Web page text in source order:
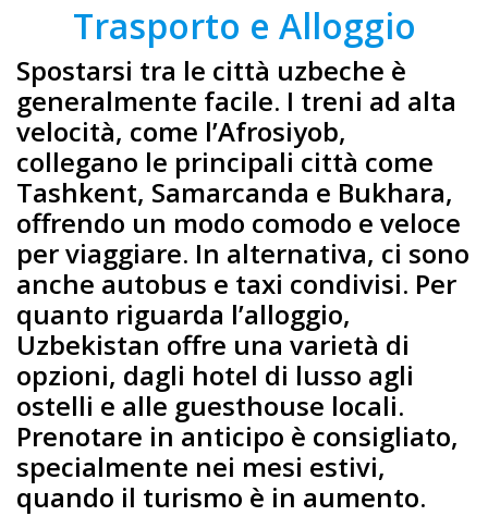
Trasporto e Alloggio
Spostarsi tra le città uzbeche è
generalmente facile. I treni ad alta
velocità, come l’Afrosiyob,
collegano le principali città come
Tashkent, Samarcanda e Bukhara,
offrendo un modo comodo e veloce
per viaggiare. In alternativa, ci sono
anche autobus e taxi condivisi. Per
quanto riguarda l’alloggio,
Uzbekistan offre una varietà di
opzioni, dagli hotel di lusso agli
ostelli e alle guesthouse locali.
Prenotare in anticipo è consigliato,
specialmente nei mesi estivi,
quando il turismo è in aumento.